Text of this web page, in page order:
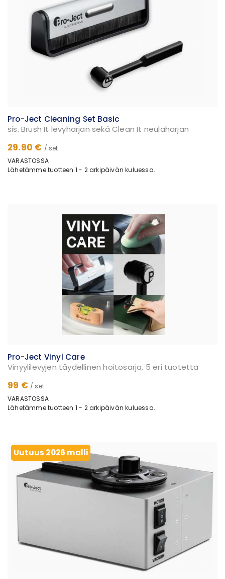
Pro-Ject Cleaning Set Basic
sis. Brush It levyharjan sekä Clean It neulaharjan
29.90 € / set
VARASTOSSA
Lähetämme tuotteen 1 - 2 arkipäivän kuluessa.
Pro-Ject Vinyl Care
Vinyylilevyjen täydellinen hoitosarja, 5 eri tuotetta
99 € / set
VARASTOSSA
Lähetämme tuotteen 1 - 2 arkipäivän kuluessa.
Uutuus 2026 malli